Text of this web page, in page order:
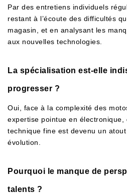
Par des entretiens individuels
restant à l’écoute des difficultés
magasin, et en analysant les
aux nouvelles technologies.
La spécialisation est-elle
progresser ?
Oui, face à la complexité des
expertise pointue en électronique,
technique fine est devenu un
évolution.
Pourquoi le manque de
talents ?